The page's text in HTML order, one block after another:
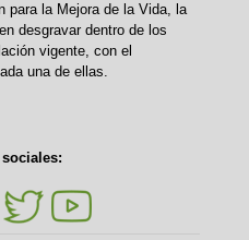
para la Mejora de la Vida, la
desgravar dentro de los
vigente, con el
una de ellas.